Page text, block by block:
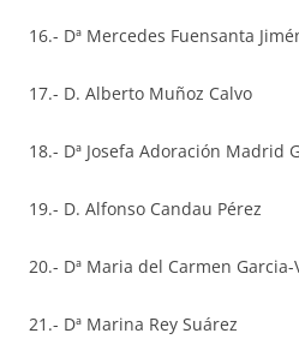
16.- Dª Mercedes Fuensanta
17.- D. Alberto Muñoz Calvo
18.- Dª Josefa Adoración Madrid
19.- D. Alfonso Candau Pérez
20.- Dª Maria del Carmen
21.- Dª Marina Rey Suárez